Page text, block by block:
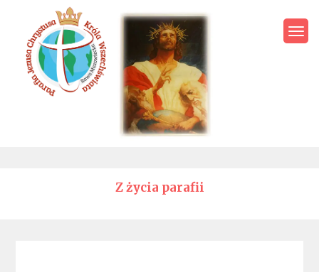
content
Parafia Jezusa Chrystusa
Króla Wszechświata – Rawa
Z życia parafii